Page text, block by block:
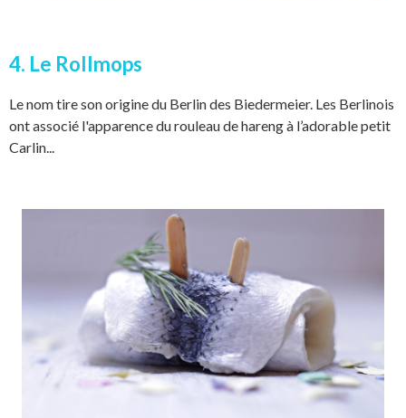
4. Le Rollmops
Le nom tire son origine du Berlin des Biedermeier. Les Berlinois
ont associé l'apparence du rouleau de hareng à l’adorable petit
Carlin...